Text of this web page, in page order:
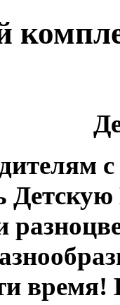
время!